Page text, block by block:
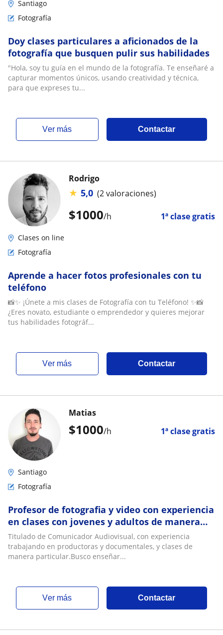
Santiago
Fotografía
Doy clases particulares a aficionados de la
fotografía que busquen pulir sus habilidades
"Hola, soy tu guía en el mundo de la fotografía. Te enseñaré a
capturar momentos únicos, usando creatividad y técnica,
para que expreses tu...
ver más Contactar
$1000/h 1ª clase gratis
Rodrigo
★ 5,0 (2 valoraciones)
Clases on line
Fotografía
Aprende a hacer fotos profesionales con tu
teléfono
📸✨ ¡Únete a mis clases de Fotografía con tu Teléfono! ✨📸
¿Eres novato, estudiante o emprendedor y quieres mejorar
tus habilidades fotográf...
ver más Contactar
$1000/h 1ª clase gratis
Matias
Santiago
Fotografía
Profesor de fotografia y video con experiencia
en clases con jovenes y adultos de manera
presencial
Titulado de Comunicador Audiovisual, con experiencia
trabajando en productoras y documentales, y clases de
manera particular.Busco enseñar...
ver más Contactar